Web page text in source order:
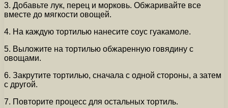
3. Добавьте лук, перец и морковь. Обжаривайте все
вместе до мягкости овощей.
4. На каждую тортилью нанесите соус гуакамоле.
5. Выложите на тортилью обжаренную говядину с
овощами.
6. Закрутите тортилью, сначала с одной стороны, а затем
с другой.
7. Повторите процесс для остальных тортиль.